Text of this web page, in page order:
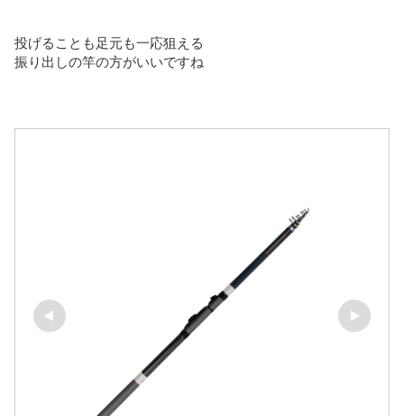
投げることも足元も一応狙える
振り出しの竿の方がいいですね